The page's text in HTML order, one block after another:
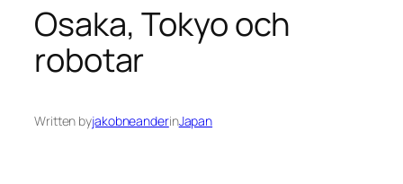
Osaka, Tokyo och
robotar
Written byjakobneanderinJapan